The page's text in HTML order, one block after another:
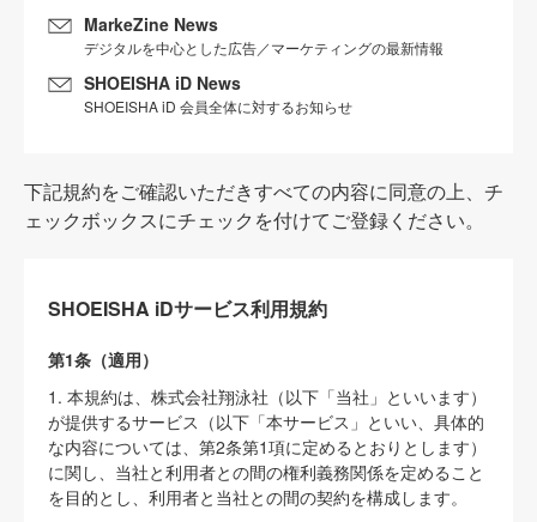
MarkeZine News
デジタルを中心とした広告／マーケティングの最新情報
SHOEISHA iD News
SHOEISHA iD 会員全体に対するお知らせ
下記規約をご確認いただきすべての内容に同意の上、チ
ェックボックスにチェックを付けてご登録ください。
SHOEISHA iDサービス利用規約
第1条（適用）
1. 本規約は、株式会社翔泳社（以下「当社」といいます）
が提供するサービス（以下「本サービス」といい、具体的
な内容については、第2条第1項に定めるとおりとします）
に関し、当社と利用者との間の権利義務関係を定めること
を目的とし、利用者と当社との間の契約を構成します。